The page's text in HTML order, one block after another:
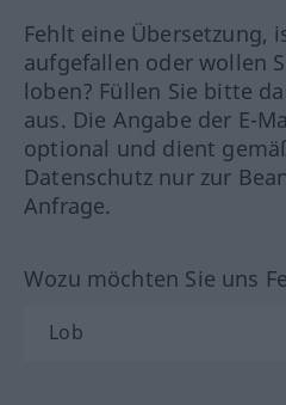
Fehlt eine Übersetzung,
aufgefallen oder wollen
loben? Füllen Sie bitte
aus. Die Angabe der E-
optional und dient
Datenschutz nur zur
Anfrage.
Wozu möchten Sie uns